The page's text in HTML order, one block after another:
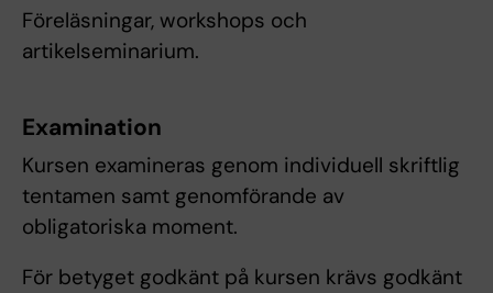
Föreläsningar, workshops och
artikelseminarium.
Examination
Kursen examineras genom individuell skriftlig
tentamen samt genomförande av
obligatoriska moment.
För betyget godkänt på kursen krävs godkänt